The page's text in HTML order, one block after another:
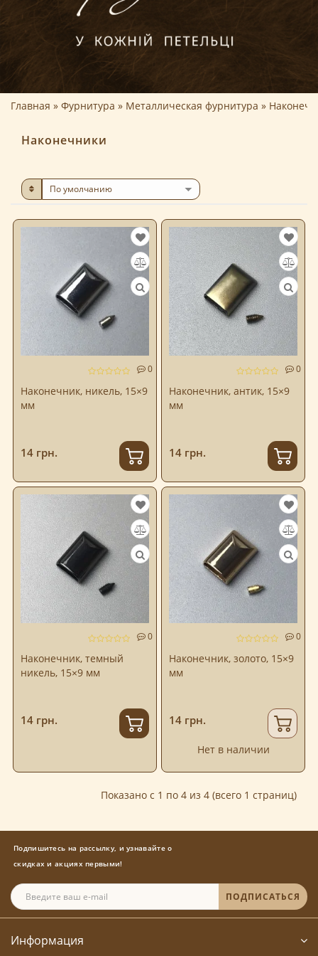
Главная Фурнитура Металлическая фурнитура
Наконечники
0
Наконечник, никель, 15×9
мм
14 грн.
0
Наконечник, антик, 15×9
мм
14 грн.
0
Наконечник, темный
никель, 15×9 мм
14 грн.
0
Наконечник, золото, 15×9
мм
14 грн.
Нет в наличии
Показано с 1 по 4 из 4 (всего 1 страниц)
Подпишитесь на рассылку, и узнавайте о
скидках и акциях первыми!
ПОДПИСАТЬСЯ
Информация